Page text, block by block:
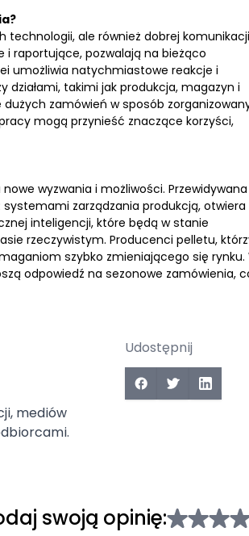
ale również dobrej komunikacji
raportujące, pozwalają na bieżąco
umożliwia natychmiastowe reakcje i
takimi jak produkcja, magazyn i
zamówień w sposób
mogą przynieść znaczące korzyści,
wyzwania i możliwości. Przewidywana
zarządzania produkcją, otwiera
inteligencji, które będą w stanie
rzeczywistym. Producenci pelletu,
szybko zmieniającego się rynku.
odpowiedź na sezonowe zamówienia,
mediów
Udostępnij
swoją opinię: